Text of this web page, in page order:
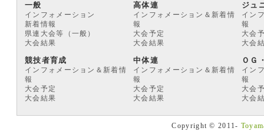
一般
インフォメーション
新着情報
県連大会等（一般）
大会結果
高体連
インフォメーション＆新着情
報
大会予定
大会結果
ジュ
イン
報
大会
大会
競技者育成
インフォメーション＆新着情
報
大会予定
大会結果
中体連
インフォメーション＆新着情
報
大会予定
大会結果
ＯＧ
イン
報
大会
大会
Copyright © 2011-